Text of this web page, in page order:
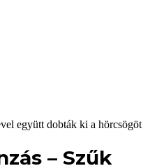
együtt dobták ki a hörcsögöt
– Szűk